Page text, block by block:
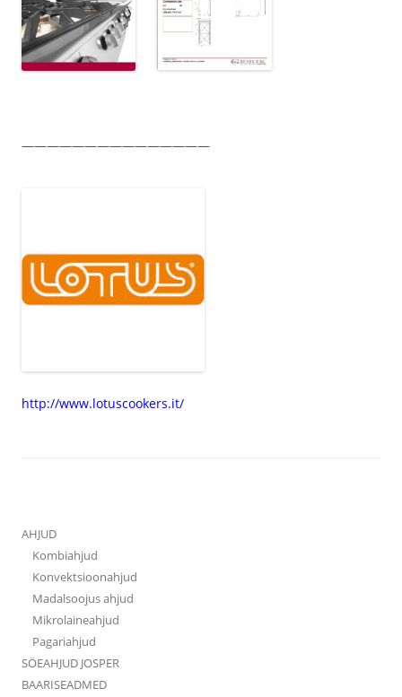
———————————————
http://www.lotuscookers.it/
AHJUD
Kombiahjud
Konvektsioonahjud
Madalsoojus ahjud
Mikrolaineahjud
Pagariahjud
SÖEAHJUD JOSPER
BAARISEADMED